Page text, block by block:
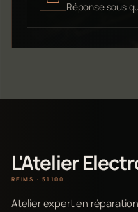
Réponse sous
L'Atelier
REIMS · 51100
Atelier expert en